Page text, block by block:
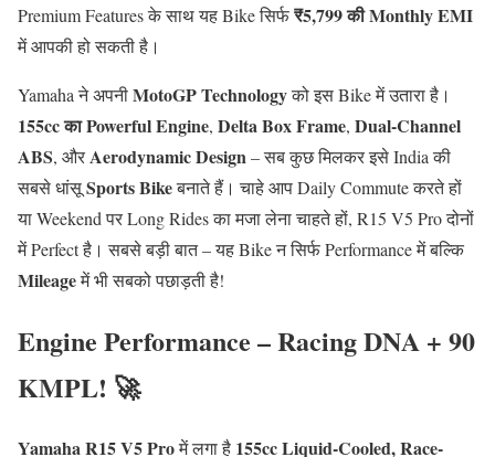
Premium Features के साथ यह Bike सिर्फ₹5,799 की Monthly EMI
में आपकी हो सकती है।
Yamaha ने अपनीMotoGP Technologyको इस Bike में उतारा है।
155cc का Powerful Engine, Delta Box Frame, Dual-Channel
ABS, औरAerodynamic Design– सब कुछ मिलकर इसे India की
सबसे धांसूSports Bikeबनाते हैं। चाहे आप Daily Commute करते हों
या Weekend पर Long Rides का मजा लेना चाहते हों, R15 V5 Pro दोनों
में Perfect है। सबसे बड़ी बात – यह Bike न सिर्फ Performance में बल्कि
Mileageमें भी सबको पछाड़ती है!
Engine Performance – Racing DNA + 90
KMPL! 🚀
Yamaha R15 V5 Proमें लगा है 155cc Liquid-Cooled, Race-